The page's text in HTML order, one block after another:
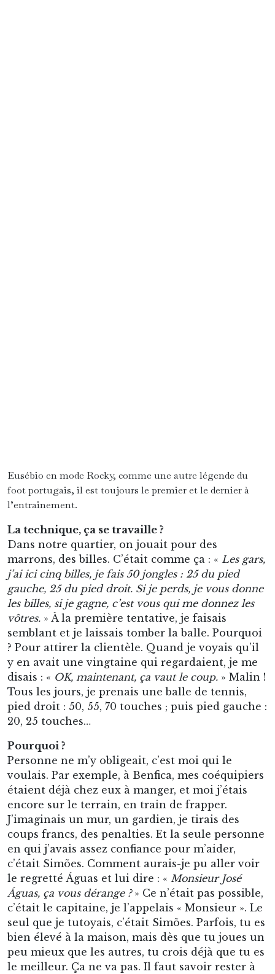
Eusébio en mode Rocky, comme une autre légende du
foot portugais, il est toujours le premier et le dernier à
l’entrainement.
La technique, ça se travaille ?
Dans notre quartier, on jouait pour des
marrons, des billes. C’était comme ça : « Les gars,
j’ai ici cinq billes, je fais 50 jongles : 25 du pied
gauche, 25 du pied droit. Si je perds, je vous donne
les billes, si je gagne, c’est vous qui me donnez les
vôtres. » À la première tentative, je faisais
semblant et je laissais tomber la balle. Pourquoi
? Pour attirer la clientèle. Quand je voyais qu’il
y en avait une vingtaine qui regardaient, je me
disais : « OK, maintenant, ça vaut le coup. » Malin !
Tous les jours, je prenais une balle de tennis,
pied droit : 50, 55, 70 touches ; puis pied gauche :
20, 25 touches…
Pourquoi ?
Personne ne m’y obligeait, c’est moi qui le
voulais. Par exemple, à Benfica, mes coéquipiers
étaient déjà chez eux à manger, et moi j’étais
encore sur le terrain, en train de frapper.
J’imaginais un mur, un gardien, je tirais des
coups francs, des penalties. Et la seule personne
en qui j’avais assez confiance pour m’aider,
c’était Simões. Comment aurais-je pu aller voir
le regretté Águas et lui dire : « Monsieur José
Águas, ça vous dérange ? » Ce n’était pas possible,
c’était le capitaine, je l’appelais « Monsieur ». Le
seul que je tutoyais, c’était Simões. Parfois, tu es
bien élevé à la maison, mais dès que tu joues un
peu mieux que les autres, tu crois déjà que tu es
le meilleur. Ça ne va pas. Il faut savoir rester à